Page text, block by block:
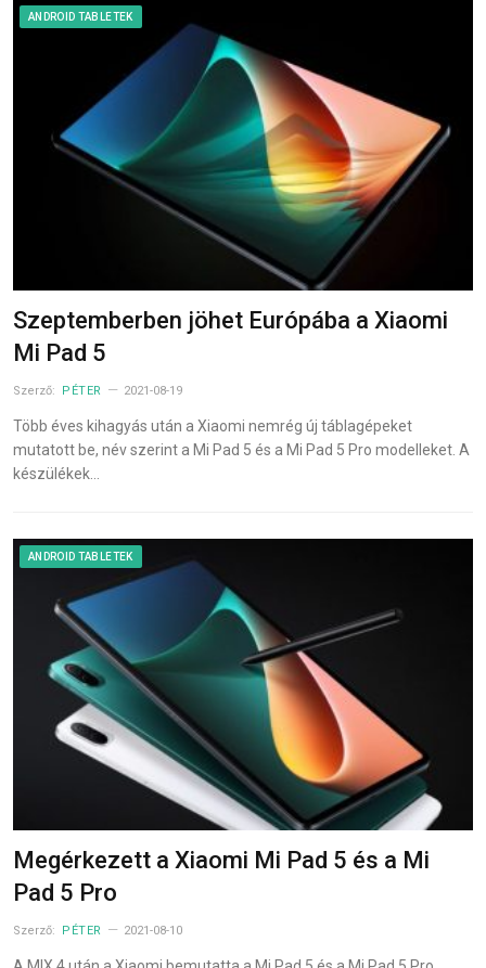
ANDROID TABLETEK
Szeptemberben jöhet Európába a Xiaomi
Mi Pad 5
Szerző: PÉTER 2021-08-19
Több éves kihagyás után a Xiaomi nemrég új táblagépeket
mutatott be, név szerint a Mi Pad 5 és a Mi Pad 5 Pro modelleket. A
készülékek…
ANDROID TABLETEK
Megérkezett a Xiaomi Mi Pad 5 és a Mi
Pad 5 Pro
Szerző: PÉTER 2021-08-10